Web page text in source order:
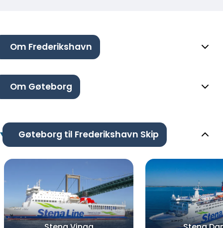
Om Frederikshavn
Om Gøteborg
Gøteborg til Frederikshavn Skip